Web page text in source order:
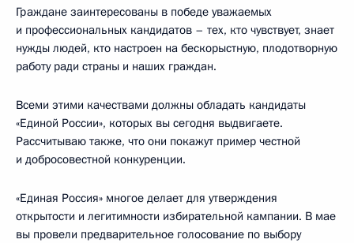
Граждане заинтересованы в победе уважаемых
и профессиональных кандидатов – тех, кто чувствует, знает
нужды людей, кто настроен на бескорыстную, плодотворную
работу ради страны и наших граждан.
Всеми этими качествами должны обладать кандидаты
«Единой России», которых вы сегодня выдвигаете.
Рассчитываю также, что они покажут пример честной
и добросовестной конкуренции.
«Единая Россия» многое делает для утверждения
открытости и легитимности избирательной кампании. В мае
вы провели предварительное голосование по выбору